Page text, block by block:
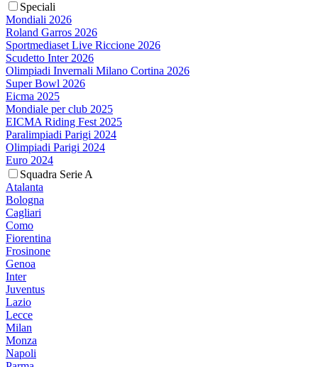
Speciali
Mondiali 2026
Roland Garros 2026
Sportmediaset Live Riccione 2026
Scudetto Inter 2026
Olimpiadi Invernali Milano Cortina 2026
Super Bowl 2026
Eicma 2025
Mondiale per club 2025
EICMA Riding Fest 2025
Paralimpiadi Parigi 2024
Olimpiadi Parigi 2024
Euro 2024
Squadra Serie A
Atalanta
Bologna
Cagliari
Como
Fiorentina
Frosinone
Genoa
Inter
Juventus
Lazio
Lecce
Milan
Monza
Napoli